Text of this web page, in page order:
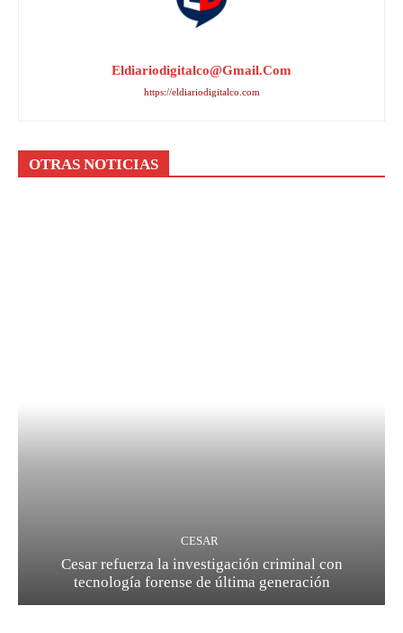
Eldiariodigitalco@gmail.com
https://eldiariodigitalco.com
OTRAS NOTICIAS
CESAR
Cesar refuerza la investigación criminal con
tecnología forense de última generación